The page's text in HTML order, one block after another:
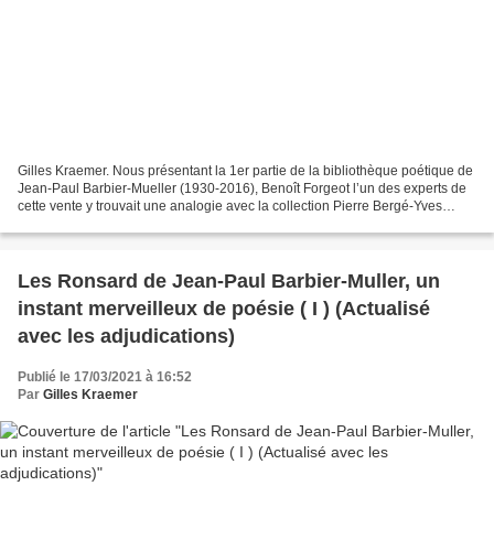
Gilles Kraemer. Nous présentant la 1er partie de la bibliothèque poétique de
Jean-Paul Barbier-Mueller (1930-2016), Benoît Forgeot l’un des experts de
cette vente y trouvait une analogie avec la collection Pierre Bergé-Yves
Les Ronsard de Jean-Paul Barbier-Muller, un
instant merveilleux de poésie ( I ) (Actualisé
avec les adjudications)
Publié le 17/03/2021 à 16:52
Par Gilles Kraemer